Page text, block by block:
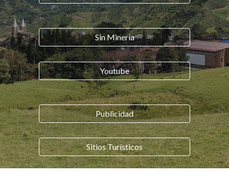
Sin Minería
Youtube
Publicidad
Sitios Turísticos